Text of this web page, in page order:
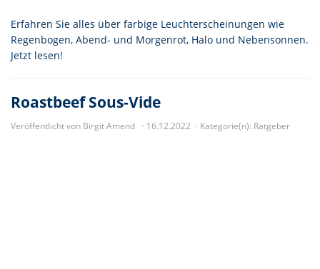
Erfahren Sie alles über farbige Leuchterscheinungen wie
Regenbogen, Abend- und Morgenrot, Halo und Nebensonnen.
Jetzt lesen!
Roastbeef Sous-Vide
Veröffentlicht von Birgit Amend 16.12.2022 Kategorie(n): Ratgeber